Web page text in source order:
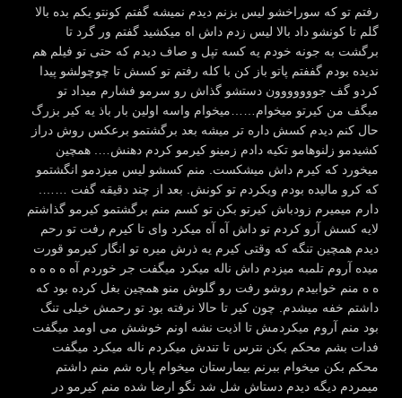
رفتم تو که سوراخشو لیس بزنم دیدم نمیشه گفتم کونتو یکم بده بالا
گلم تا کونشو داد بالا لیس زدم داش اه میکشید گفتم ور گرد تا
برگشت به جونه خودم یه کسه تپل و صاف دیدم که حتی تو فیلم هم
ندیده بودم گففتم پاتو باز کن با کله رفتم تو کسش تا چوچولشو پیدا
کردو گف جووووووون دستشو گذاش رو سرمو فشارم میداد تو
میگف من کیرتو میخوام……میخوام واسه اولین بار باذ یه کیر بزرگ
حال کنم دیدم کسش داره تر میشه بعد برگشتمو برعکس روش دراز
کشیدمو زلنوهامو تکیه دادم زمینو کیرمو کردم دهنش…. همچین
میخورد که کیرم داش میشکست. منم کسشو لیس میزدمو انگشتمو
که کرو مالیده بودم ویکردم تو کونش. بعد از چند دقیقه گفت …….
دارم میمیرم زودباش کیرتو بکن تو کسم منم برگشتمو کیرمو گذاشتم
لایه کسش آرو کردم تو داش آه آه میکرد وای تا کیرم رفت تو رحم
دیدم همچین تنگه که وقتی کیرم یه ذرش میره تو انگار کیرمو قورت
میده آروم تلمبه میزدم داش ناله میکرد میگفت جر خوردم آه ه ه ه ه
ه ه منم خوابیدم روشو رفت رو گلوش منو همچین بغل کرده بود که
داشتم خفه میشدم. چون کیر تا حالا نرفته بود تو رحمش خیلی تنگ
بود منم آروم میکردمش تا اذیت نشه اونم خوشش می اومد میگفت
فدات بشم محکم بکن نترس تا تندش میکردم ناله میکرد میگفت
محکم بکن میخوام ببرنم بیمارستان میخوام پاره شم منم داشتم
میمردم دیگه دیدم دستاش شل شد نگو ارضا شده منم کیرمو در